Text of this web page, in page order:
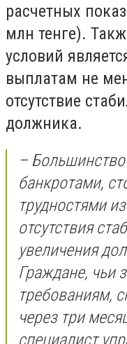
расчетных
млн тенге).
условий
выплатам не
отсутствие
должника.
–
банкротами,
трудностями
отсутствия
увеличения
Граждане, чьи
требованиям,
через три
специалист